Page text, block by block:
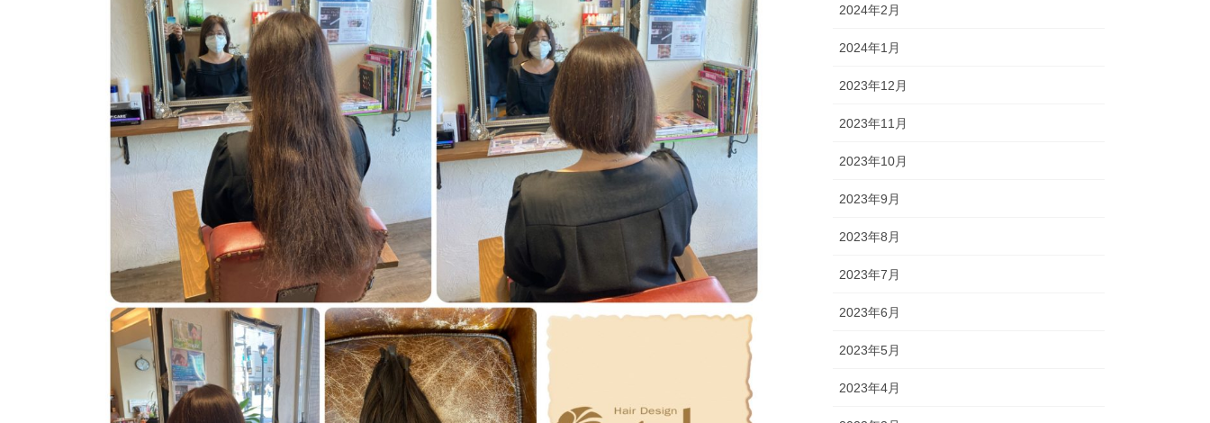
2024年2月
2024年1月
2023年12月
2023年11月
2023年10月
2023年9月
2023年8月
2023年7月
2023年6月
2023年5月
2023年4月